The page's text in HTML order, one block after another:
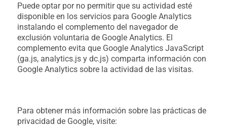
Puede optar por no permitir que su actividad esté
disponible en los servicios para Google Analytics
instalando el complemento del navegador de
exclusión voluntaria de Google Analytics. El
complemento evita que Google Analytics JavaScript
(ga.js, analytics.js y dc.js) comparta información con
Google Analytics sobre la actividad de las visitas.
Para obtener más información sobre las prácticas de
privacidad de Google, visite: